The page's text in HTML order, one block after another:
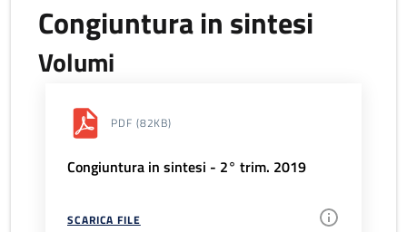
Congiuntura in sintesi
Volumi
PDF (82KB)
Congiuntura in sintesi - 2° trim. 2019
SCARICA FILE